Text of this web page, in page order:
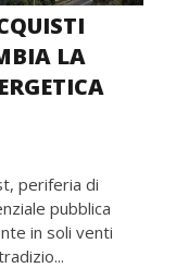
LA
periferia di
pubblica
in soli venti